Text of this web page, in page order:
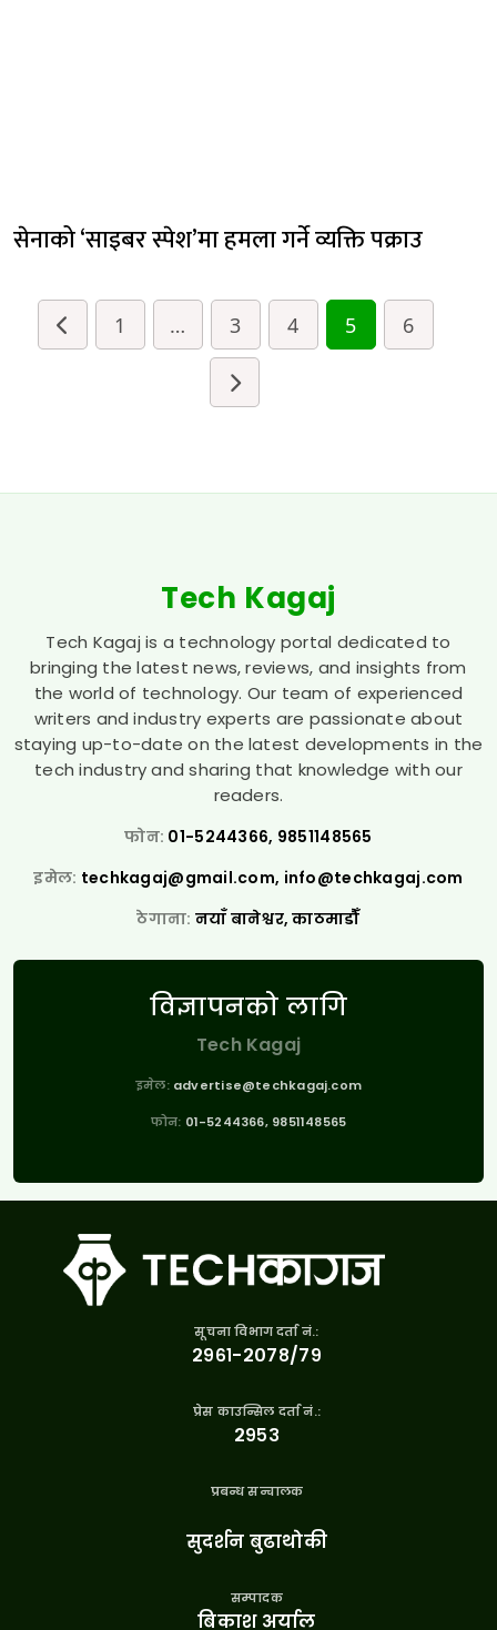
सेनाको ‘साइबर स्पेश’मा हमला गर्ने व्यक्ति पक्राउ
1 … 3 4 5 6
Tech Kagaj
Tech Kagaj is a technology portal dedicated to
bringing the latest news, reviews, and insights from
the world of technology. Our team of experienced
writers and industry experts are passionate about
staying up-to-date on the latest developments in the
tech industry and sharing that knowledge with our
readers.
फोन: 01-5244366, 9851148565
इमेल: techkagaj@gmail.com, info@techkagaj.com
ठेगाना: नयाँ बानेश्वर, काठमाडौँ
विज्ञापनको लागि
Tech Kagaj
इमेल: advertise@techkagaj.com
फोन: 01-5244366, 9851148565
सूचना विभाग दर्ता नं.:
२९६१-२०७८/७९
प्रेस काउन्सिल दर्ता नं.:
२९५३
प्रबन्ध सन्चालक
सुदर्शन बुढाथोकी
सम्पादक
बिकाश अर्याल